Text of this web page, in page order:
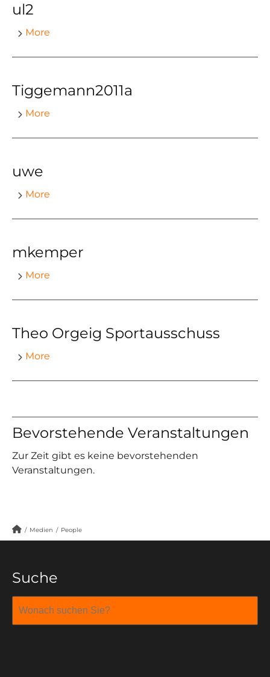
ul2
More
Tiggemann2011a
More
uwe
More
mkemper
More
Theo Orgeig Sportausschuss
More
Bevorstehende Veranstaltungen
Zur Zeit gibt es keine bevorstehenden
Veranstaltungen.
/ Medien / People
Suche